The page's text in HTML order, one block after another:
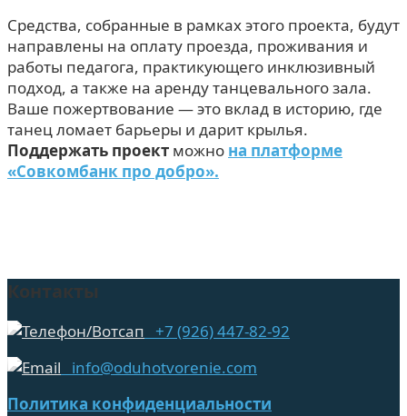
Средства, собранные в рамках этого проекта, будут
направлены на оплату проезда, проживания и
работы педагога, практикующего инклюзивный
подход, а также на аренду танцевального зала.
Ваше пожертвование — это вклад в историю, где
танец ломает барьеры и дарит крылья.
Поддержать проект можно на платформе
«Совкомбанк про добро».
Контакты
+7 (926) 447-82-92
info@oduhotvorenie.com
Политика конфиденциальности